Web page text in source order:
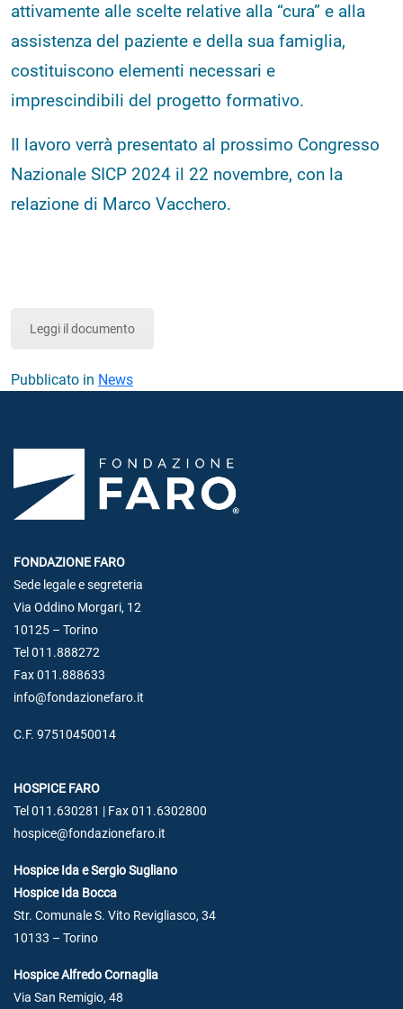
attivamente alle scelte relative alla “cura” e alla
assistenza del paziente e della sua famiglia,
costituiscono elementi necessari e
imprescindibili del progetto formativo.
Il lavoro verrà presentato al prossimo Congresso
Nazionale SICP 2024 il 22 novembre, con la
relazione di Marco Vacchero.
Leggi il documento
Pubblicato in News
FONDAZIONE FARO
Sede legale e segreteria
Via Oddino Morgari, 12
10125 – Torino
Tel 011.888272
Fax 011.888633
info@fondazionefaro.it
C.F. 97510450014
HOSPICE FARO
Tel 011.630281 | Fax 011.6302800
hospice@fondazionefaro.it
Hospice Ida e Sergio Sugliano
Hospice Ida Bocca
Str. Comunale S. Vito Revigliasco, 34
10133 – Torino
Hospice Alfredo Cornaglia
Via San Remigio, 48